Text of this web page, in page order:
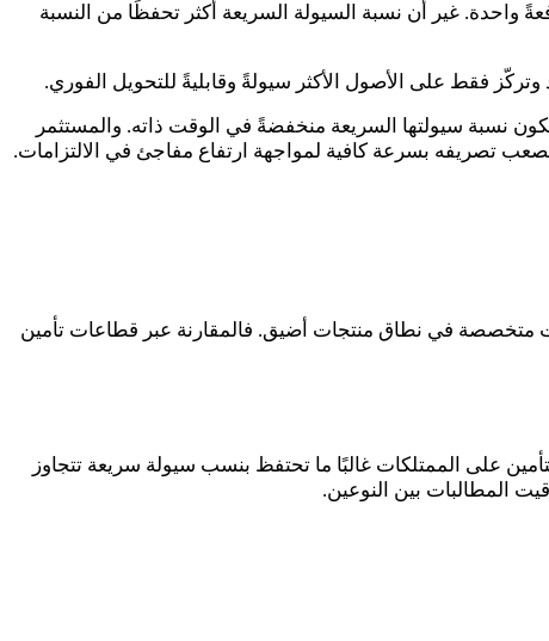
واحدة. غير أن نسبة السيولة السريعة أكثر تحفظًا من النسبة
فقط على الأصول الأكثر سيولةً وقابليةً للتحويل الفوري.
نسبة سيولتها السريعة منخفضةً في الوقت ذاته. والمستثمر
يصعب تصريفه بسرعة كافية لمواجهة ارتفاع مفاجئ في الالتزامات.
متخصصة في نطاق منتجات أضيق. فالمقارنة عبر قطاعات تأمين
على الممتلكات غالبًا ما تحتفظ بنسب سيولة سريعة تتجاوز
.